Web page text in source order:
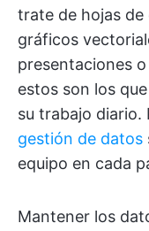
trate de hojas
gráficos
presentaciones
estos son los
su trabajo diario.
gestión de datos
equipo en cada
Mantener los